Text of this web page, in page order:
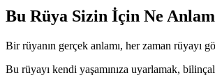
Bu Rüya Sizin İçin Ne
Bir rüyanın gerçek anlamı, her zaman rüyayı
Bu rüyayı kendi yaşamınıza uyarlamak,